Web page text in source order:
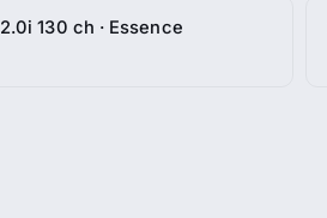
2.0i 130 ch · Essence